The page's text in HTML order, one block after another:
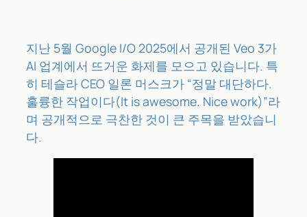
지난 5월 Google I/O 2025에서 공개된 Veo 3가
AI 업계에서 뜨거운 화제를 모으고 있습니다. 특
히 테슬라 CEO 일론 머스크가 “정말 대단하다.
훌륭한 작업이다(It is awesome. Nice work)”라
며 공개적으로 극찬한 것이 큰 주목을 받았습니
다.